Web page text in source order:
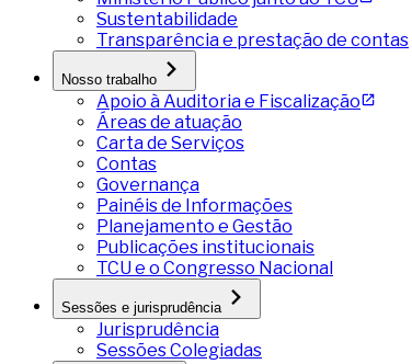
Sustentabilidade
Transparência e prestação de contas
Nosso trabalho
Apoio à Auditoria e Fiscalização
Áreas de atuação
Carta de Serviços
Contas
Governança
Painéis de Informações
Planejamento e Gestão
Publicações institucionais
TCU e o Congresso Nacional
Sessões e jurisprudência
Jurisprudência
Sessões Colegiadas